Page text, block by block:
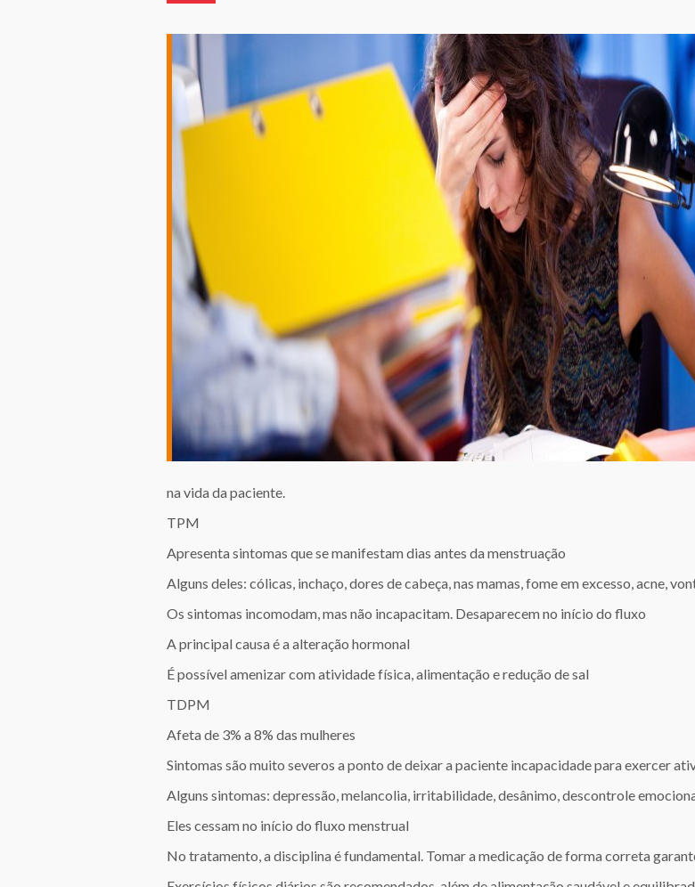
na vida da paciente.
TPM
Apresenta sintomas que se manifestam dias antes da menstruação
Alguns deles: cólicas, inchaço, dores de cabeça, nas mamas, fome em excesso, acne,
Os sintomas incomodam, mas não incapacitam. Desaparecem no início do fluxo
A principal causa é a alteração hormonal
É possível amenizar com atividade física, alimentação e redução de sal
TDPM
Afeta de 3% a 8% das mulheres
Sintomas são muito severos a ponto de deixar a paciente incapacidade para exercer
Alguns sintomas: depressão, melancolia, irritabilidade, desânimo, descontrole
Eles cessam no início do fluxo menstrual
No tratamento, a disciplina é fundamental. Tomar a medicação de forma correta